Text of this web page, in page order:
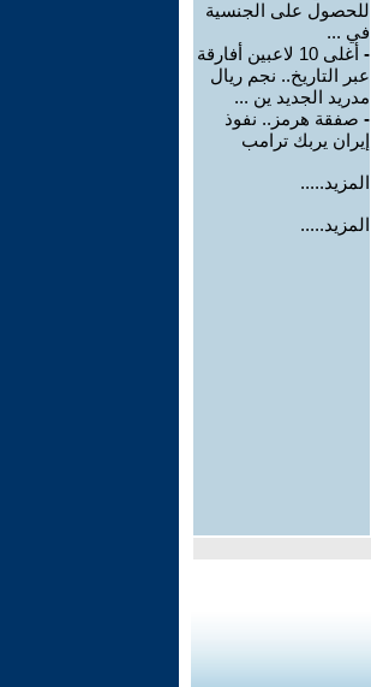
للحصول على الجنسية
في ...
-
أغلى 10 لاعبين أفارقة
عبر التاريخ.. نجم ريال
مدريد الجديد ين ...
- صفقة هرمز.. نفوذ
إيران يربك ترامب
المزيد.....
المزيد.....